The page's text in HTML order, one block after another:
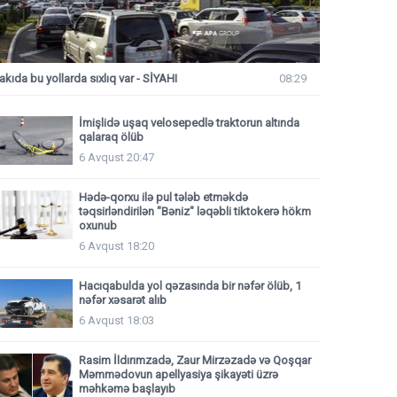
bu yollarda sıxlıq var - SİYAHI 08:29
İmişlidə uşaq velosepedlə traktorun altında
qalaraq ölüb
6 Avqust 20:47
Hədə-qorxu ilə pul tələb etməkdə
təqsirləndirilən "Bəniz" ləqəbli tiktokerə hökm
oxunub
6 Avqust 18:20
Hacıqabulda yol qəzasında bir nəfər ölüb, 1
nəfər xəsarət alıb
6 Avqust 18:03
Rasim İldırımzadə, Zaur Mirzəzadə və Qoşqar
Məmmədovun apellyasiya şikayəti üzrə
məhkəmə başlayıb